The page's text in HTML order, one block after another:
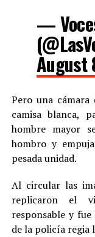
—
August
Pero una
camisa blanca,
hombre mayor
hombro y
pesada unidad.
Al circular las
replicaron el
responsable y
de la policía regia